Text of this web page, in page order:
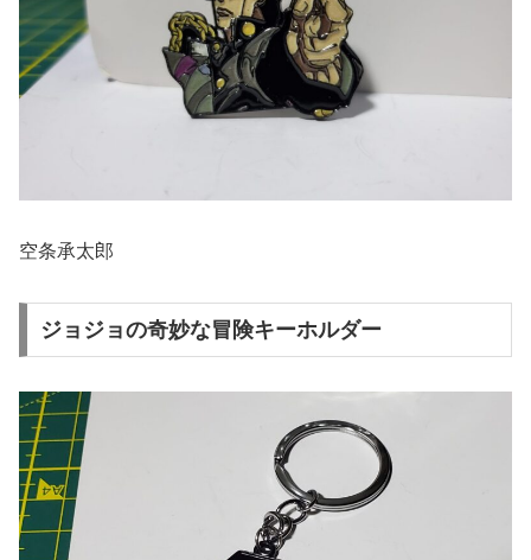
空条承太郎
ジョジョの奇妙な冒険キーホルダー